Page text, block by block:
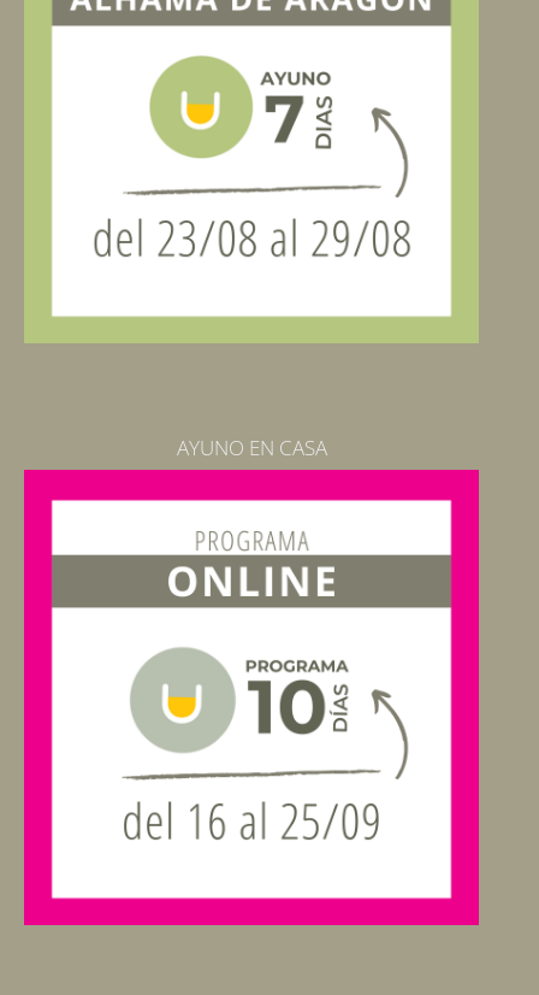
AYUNO EN CASA